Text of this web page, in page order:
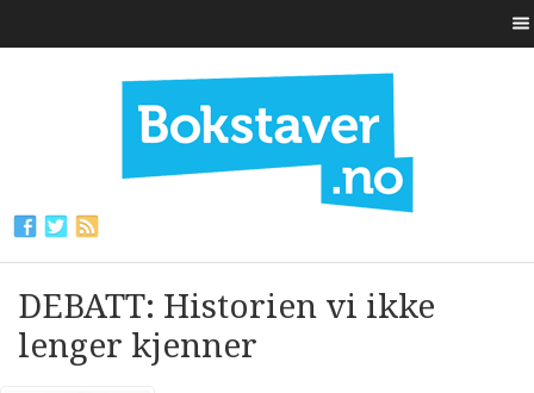
DEBATT: Historien vi ikke
lenger kjenner